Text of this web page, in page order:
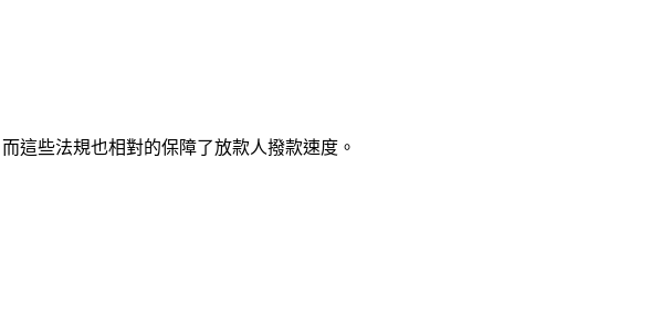
這些法規也相對的保障了放款人撥款速度。